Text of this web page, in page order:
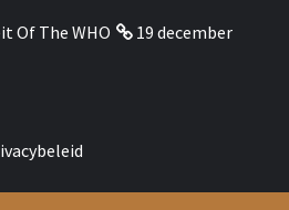
Of The WHO
19 december